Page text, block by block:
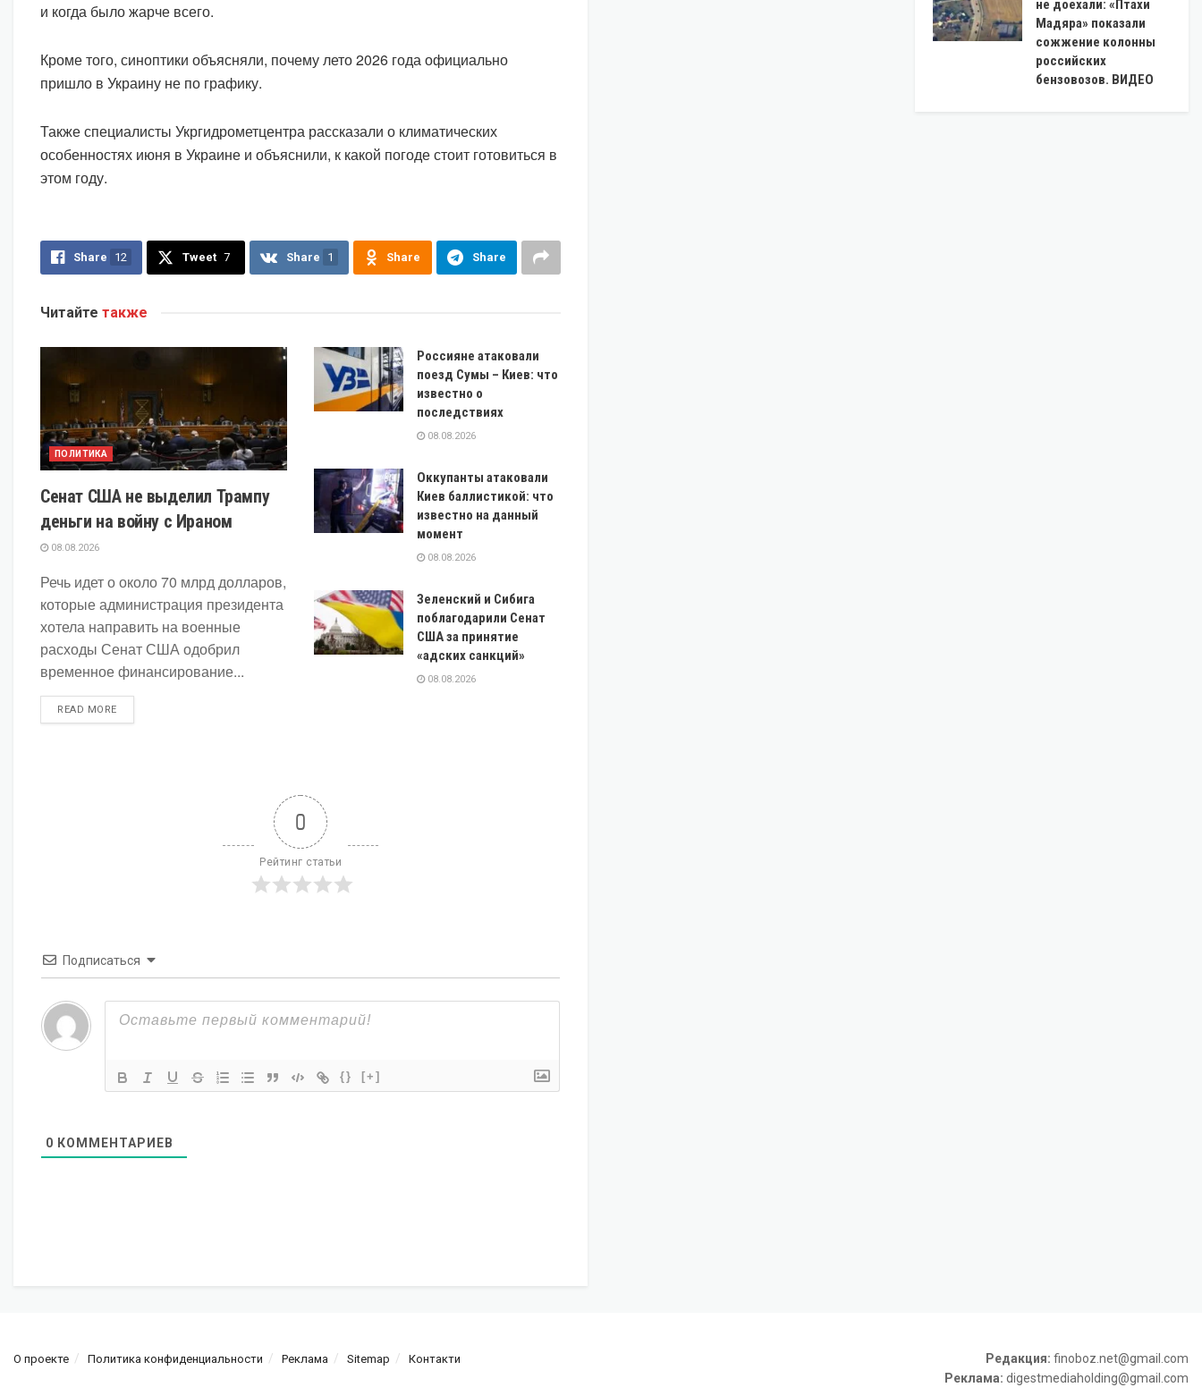
и когда было жарче всего.
Кроме того, синоптики объясняли, почему лето 2026 года официально
пришло в Украину не по графику.
Также специалисты Укргидрометцентра рассказали о климатических
особенностях июня в Украине и объяснили, к какой погоде стоит готовиться в
этом году.
Share 12 Tweet 7 Share 1 Share Share
Читайте также
ПОЛИТИКА
Сенат США не выделил Трампу
деньги на войну с Ираном
08.08.2026
Речь идет о около 70 млрд долларов,
которые администрация президента
хотела направить на военные
расходы Сенат США одобрил
временное финансирование...
READ MOREDETAILS
Россияне атаковали
поезд Сумы – Киев: что
известно о
последствиях
08.08.2026
Оккупанты атаковали
Киев баллистикой: что
известно на данный
момент
08.08.2026
Зеленский и Сибига
поблагодарили Сенат
США за принятие
«адских санкций»
08.08.2026
0
Рейтинг статьи
Подписаться
{} [+]
0 КОММЕНТАРИЕВ
не доехали: «Птахи
Мадяра» показали
сожжение колонны
российских
бензовозов. ВИДЕО
О проекте Политика конфиденциальности Реклама Sitemap Контакти Редакция: finoboz.net@gmail.com
Реклама: digestmediaholding@gmail.com